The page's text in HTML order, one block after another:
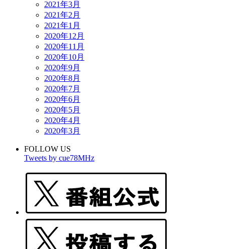
2021年3月
2021年2月
2021年1月
2020年12月
2020年11月
2020年10月
2020年9月
2020年8月
2020年7月
2020年6月
2020年5月
2020年4月
2020年3月
FOLLOW US
Tweets by cue78MHz